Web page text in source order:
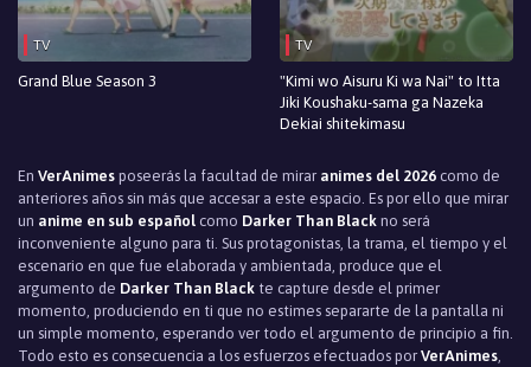
TV
Grand Blue Season 3
TV
"Kimi wo Aisuru Ki wa Nai" to Itta
Jiki Koushaku-sama ga Nazeka
Dekiai shitekimasu
En VerAnimes poseerás la facultad de mirar animes del 2026 como de
anteriores años sin más que accesar a este espacio. Es por ello que mirar
un anime en sub español como Darker Than Black no será
inconveniente alguno para ti. Sus protagonistas, la trama, el tiempo y el
escenario en que fue elaborada y ambientada, produce que el
argumento de Darker Than Black te capture desde el primer
momento, produciendo en ti que no estimes separarte de la pantalla ni
un simple momento, esperando ver todo el argumento de principio a fin.
Todo esto es consecuencia a los esfuerzos efectuados por VerAnimes